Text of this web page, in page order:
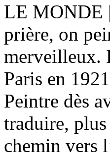
LE MONDE
prière, on
merveilleux.
Paris en
Peintre dès
traduire,
chemin vers